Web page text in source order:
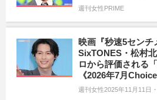
週刊女性PRIME
映画『秒速5セン
SixTONES・松村
ロから評価される
《2026年7月Choice
週刊女性2025年11月11日